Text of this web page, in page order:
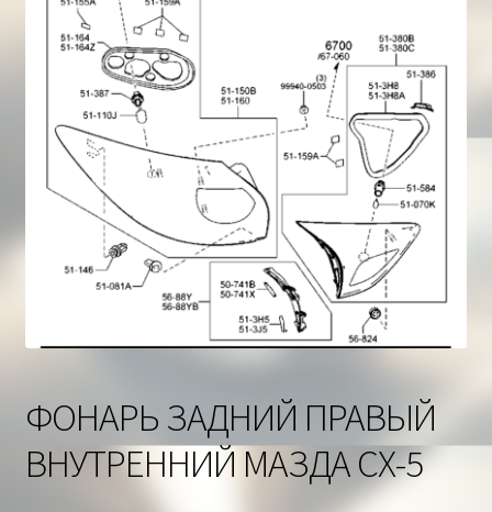
ФОНАРЬ ЗАДНИЙ ПРАВЫЙ
ВНУТРЕННИЙ МАЗДА СХ-5